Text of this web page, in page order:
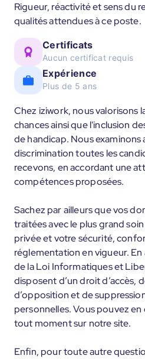
Rigueur, réactivité et sens du
qualités attendues à ce poste.
Certificats
Aucun certificat requis
Expérience
Plus de 5 ans
Chez iziwork, nous valorisons
chances ainsi que l'inclusion
de handicap. Nous
discrimination toutes les
recevons, en accordant une
compétences proposées.
Sachez par ailleurs que vos
traitées avec le plus grand
privée et votre sécurité,
réglementation en vigueur.
de la Loi Informatiques et
disposent d’un droit d’accès,
d’opposition et de
personnelles. Vous pouvez
tout moment sur notre site.
Enfin, pour toute autre